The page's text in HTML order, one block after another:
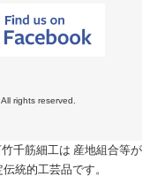
rights reserved.
千筋細工は 産地組合等が
統的工芸品です。